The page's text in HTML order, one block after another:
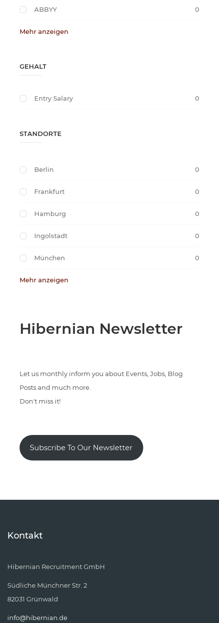
ABBYY 0
Mehr anzeigen
GEHALT
Entry Salary 0
STANDORTE
Berlin 0
Frankfurt 0
Hamburg 0
Ingolstadt 0
München 0
Mehr anzeigen
Hibernian Newsletter
Let us monthly inform you about Events, Jobs, Blog
Posts and much more.
Don't miss it!
Subscribe To Our Newsletter
Kontakt
Hibernian Recruitment GmbH
Südliche Münchner Str. 2
82031 Grünwald
info@hibernian.de